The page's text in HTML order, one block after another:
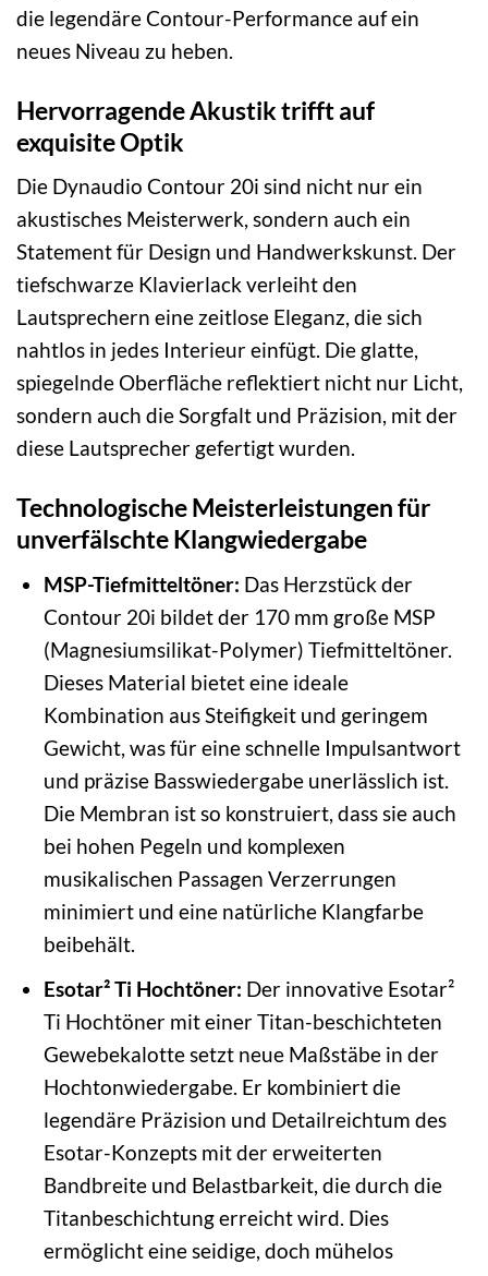
die legendäre Contour-Performance auf ein
neues Niveau zu heben.
Hervorragende Akustik trifft auf
exquisite Optik
Die Dynaudio Contour 20i sind nicht nur ein
akustisches Meisterwerk, sondern auch ein
Statement für Design und Handwerkskunst. Der
tiefschwarze Klavierlack verleiht den
Lautsprechern eine zeitlose Eleganz, die sich
nahtlos in jedes Interieur einfügt. Die glatte,
spiegelnde Oberfläche reflektiert nicht nur Licht,
sondern auch die Sorgfalt und Präzision, mit der
diese Lautsprecher gefertigt wurden.
Technologische Meisterleistungen für
unverfälschte Klangwiedergabe
MSP-Tiefmitteltöner: Das Herzstück der
Contour 20i bildet der 170 mm große MSP
(Magnesiumsilikat-Polymer) Tiefmitteltöner.
Dieses Material bietet eine ideale
Kombination aus Steifigkeit und geringem
Gewicht, was für eine schnelle Impulsantwort
und präzise Basswiedergabe unerlässlich ist.
Die Membran ist so konstruiert, dass sie auch
bei hohen Pegeln und komplexen
musikalischen Passagen Verzerrungen
minimiert und eine natürliche Klangfarbe
beibehält.
Esotar² Ti Hochtöner: Der innovative Esotar²
Ti Hochtöner mit einer Titan-beschichteten
Gewebekalotte setzt neue Maßstäbe in der
Hochtonwiedergabe. Er kombiniert die
legendäre Präzision und Detailreichtum des
Esotar-Konzepts mit der erweiterten
Bandbreite und Belastbarkeit, die durch die
Titanbeschichtung erreicht wird. Dies
ermöglicht eine seidige, doch mühelos